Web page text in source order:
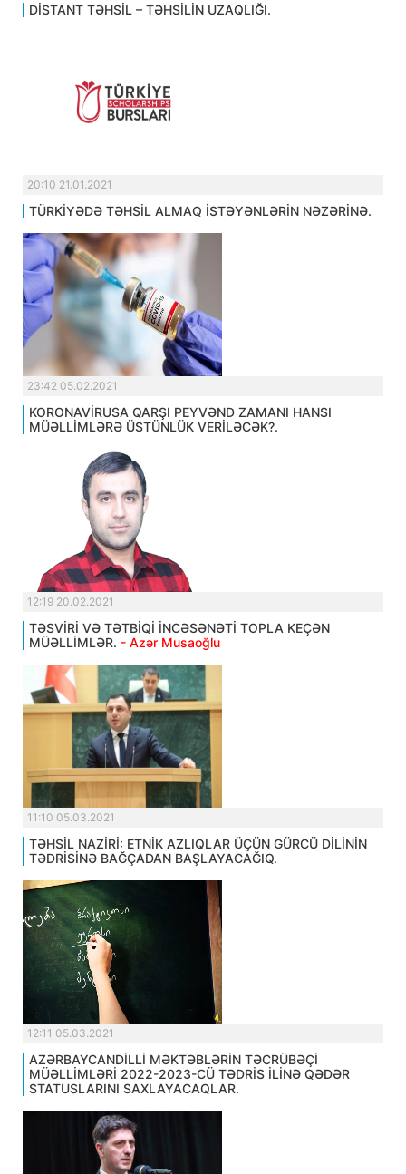
DİSTANT TƏHSİL – TƏHSİLİN UZAQLIĞI.
20:10 21.01.2021
TÜRKİYƏDƏ TƏHSİL ALMAQ İSTƏYƏNLƏRİN NƏZƏRİNƏ.
23:42 05.02.2021
KORONAVİRUSA QARŞI PEYVƏND ZAMANI HANSI
MÜƏLLİMLƏRƏ ÜSTÜNLÜK VERİLƏCƏK?.
12:19 20.02.2021
TƏSVİRİ VƏ TƏTBİQİ İNCƏSƏNƏTİ TOPLA KEÇƏN
MÜƏLLİMLƏR. - Azər Musaoğlu
11:10 05.03.2021
TƏHSİL NAZİRİ: ETNİK AZLIQLAR ÜÇÜN GÜRCÜ DİLİNİN
TƏDRİSİNƏ BAĞÇADAN BAŞLAYACAĞIQ.
12:11 05.03.2021
AZƏRBAYCANDİLLİ MƏKTƏBLƏRİN TƏCRÜBƏÇİ
MÜƏLLİMLƏRİ 2022-2023-CÜ TƏDRİS İLİNƏ QƏDƏR
STATUSLARINI SAXLAYACAQLAR.